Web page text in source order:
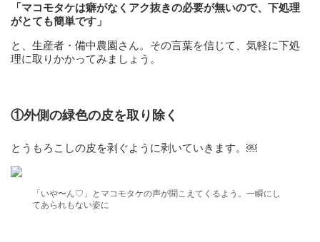
「マコモタケは癖がなくアク抜きの必要が無いので、下処理
がとても簡単です」
と、生産者・備中農園さん。その言葉を信じて、気軽に下処
理に取りかかってみましょう。
①外側の緑色の皮を取り除く
とうもろこしの皮を剥ぐように剥いていきます。￼
「いや〜ん♡」とマコモタケの声が聞こえてくるよう。一瞬にし
てあられもない姿に